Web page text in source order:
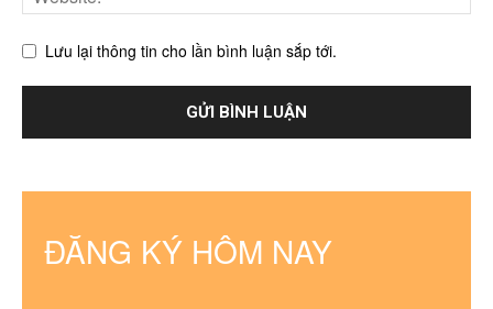
Lưu lại thông tin cho lần bình luận sắp tới.
ĐĂNG KÝ HÔM NAY